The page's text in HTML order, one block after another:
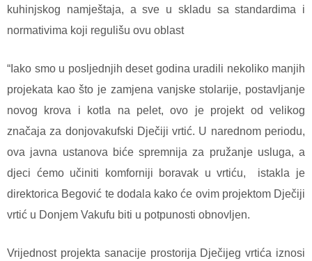
kuhinjskog namještaja, a sve u skladu sa standardima i
normativima koji regulišu ovu oblast
“Iako smo u posljednjih deset godina uradili nekoliko manjih
projekata kao što je zamjena vanjske stolarije, postavljanje
novog krova i kotla na pelet, ovo je projekt od velikog
značaja za donjovakufski Dječiji vrtić. U narednom periodu,
ova javna ustanova biće spremnija za pružanje usluga, a
djeci ćemo učiniti komforniji boravak u vrtiću,
istakla je
direktorica Begović te dodala kako će ovim projektom Dječiji
vrtić u Donjem Vakufu biti u potpunosti obnovljen.
Vrijednost projekta sanacije prostorija Dječijeg vrtića iznosi